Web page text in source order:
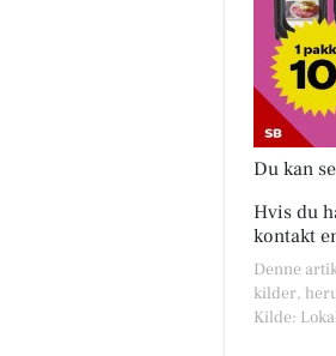
Du kan
Hvis du
kontakt
Denne
kilder,
Kilde: